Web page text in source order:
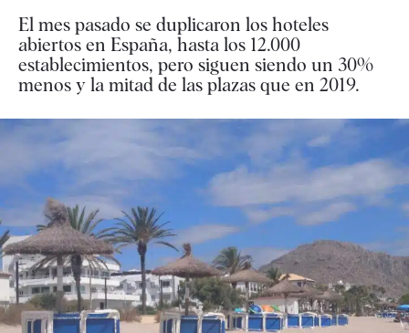
El mes pasado se duplicaron los hoteles
abiertos en España, hasta los 12.000
establecimientos, pero siguen siendo un 30%
menos y la mitad de las plazas que en 2019.